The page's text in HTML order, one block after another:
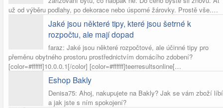
už od výběru podlahy, po dekorace nebo úsporné žárovky. Prostě vše.…
Jaké jsou některé tipy, které jsou šetrné k
rozpočtu, ale mají dopad
faraz: Jaké jsou některé rozpočtové, ale účinné tipy pro
přeměnu obytného prostoru prostřednictvím domácího zdobení?
[color=#ffffff]10.0.0.1[/color] [color=#ffffff]teerresultsonline[…
Eshop Bakly
Denisa75: Ahoj, nakupujete na Bakly? Jak se vám zboží líbí
a jak jste s ním spokojení?